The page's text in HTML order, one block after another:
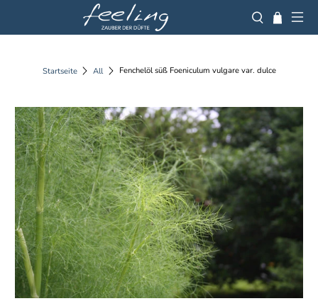
Startseite All Fenchelöl süß Foeniculum vulgare var. dulce